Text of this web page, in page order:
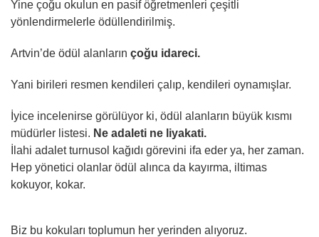
Yine çoğu okulun en pasif öğretmenleri çeşitli
yönlendirmelerle ödüllendirilmiş.
Artvin’de ödül alanların çoğu idareci.
Yani birileri resmen kendileri çalıp, kendileri oynamışlar.
İyice incelenirse görülüyor ki, ödül alanların büyük kısmı
müdürler listesi. Ne adaleti ne liyakati.
İlahi adalet turnusol kağıdı görevini ifa eder ya, her zaman.
Hep yönetici olanlar ödül alınca da kayırma, iltimas
kokuyor, kokar.
Biz bu kokuları toplumun her yerinden alıyoruz.